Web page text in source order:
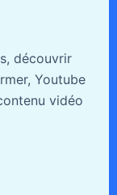
découvrir
Youtube
vidéo